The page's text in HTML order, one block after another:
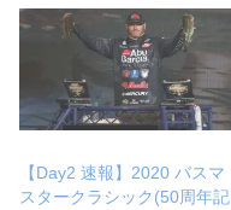
【Day2 速報】2020 バスマ
スタークラシック(50周年記